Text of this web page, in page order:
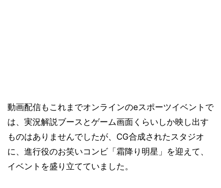
動画配信もこれまでオンラインのeスポーツイベントで
は、実況解説ブースとゲーム画面くらいしか映し出す
ものはありませんでしたが、CG合成されたスタジオ
に、進行役のお笑いコンビ「霜降り明星」を迎えて、
イベントを盛り立てていました。